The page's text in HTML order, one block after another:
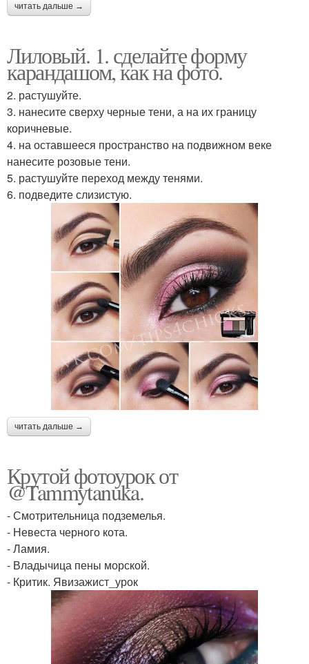
читать дальше →
Лиловый. 1. сделайте форму
карандашом, как на фото.
2. растушуйте.
3. нанесите сверху черные тени, а на их границу
коричневые.
4. на оставшееся пространство на подвижном веке
нанесите розовые тени.
5. растушуйте переход между тенями.
6. подведите слизистую.
читать дальше →
Крутой фотоурок от
@Tammytanuka.
- Смотрительница подземелья.
- Невеста черного кота.
- Ламия.
- Владычица пены морской.
- Критик. Явизажист_урок